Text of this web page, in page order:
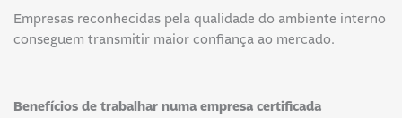
Empresas reconhecidas pela qualidade do ambiente interno
conseguem transmitir maior confiança ao mercado.
Benefícios de trabalhar numa empresa certificada